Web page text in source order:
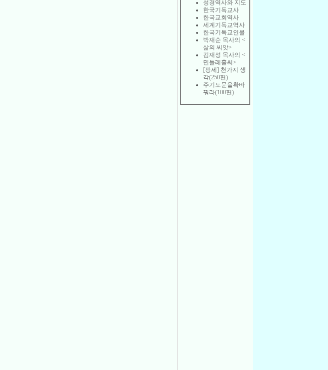
성경역사와 지도
한국기독교사
한국교회역사
세계기독교역사
한국기독교인물
박재순 목사의 <
삶의 씨앗>
김재성 목사의 <
민들레홀씨>
[팡세] 천가지 생
각(250편)
주기도문을확바
꿔라(100편)